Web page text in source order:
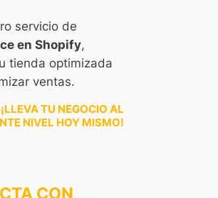
servicio de
en Shopify,
tienda optimizada
ventas.
¡LLEVA TU NEGOCIO AL
NIVEL HOY MISMO!
CON